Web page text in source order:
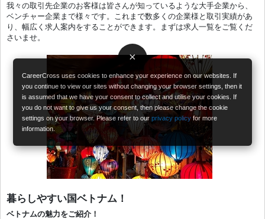
×
CareerCross uses cookies to enhance your experience on our websites. If
you continue to view our sites without changing your browser settings, then it
is assumed that we have your consent to collect and utilise your cookies. If
you do not want to give us your consent, then please change the cookie
settings on your browser. Please refer to ourprivacy policyfor more
information.
我々の取引先企業のお客様は皆さんが知っているような大手企業から、
ベンチャー企業まで様々です。これまで数多くの企業様と取引実績があ
り、幅広く求人案内をすることができます。まずは求人一覧をご覧くだ
さいませ。
暮らしやすい国ベトナム！
ベトナムの魅力をご紹介！